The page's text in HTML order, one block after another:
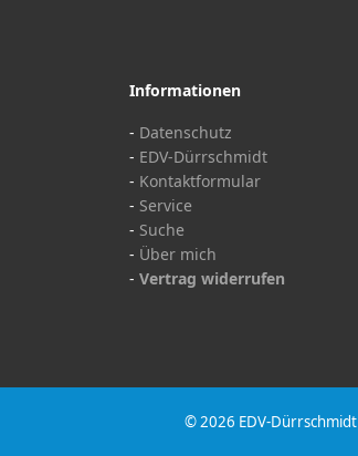
Informationen
- Datenschutz
- EDV-Dürrschmidt
- Kontaktformular
- Service
- Suche
- Über mich
- Vertrag widerrufen
© 2026 EDV-Dürrschmidt